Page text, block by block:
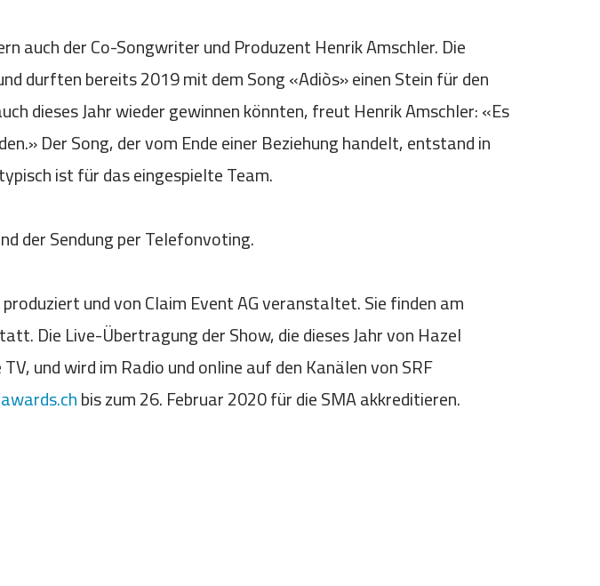
auch der Co-Songwriter und Produzent Henrik Amschler. Die
durften bereits 2019 mit dem Song «Adiòs» einen Stein für den
dieses Jahr wieder gewinnen könnten, freut Henrik Amschler: «Es
Der Song, der vom Ende einer Beziehung handelt, entstand in
ist für das eingespielte Team.
der Sendung per Telefonvoting.
und von Claim Event AG veranstaltet. Sie finden am
Die Live-Übertragung der Show, die dieses Jahr von Hazel
und wird im Radio und online auf den Kanälen von SRF
bis zum 26. Februar 2020 für die SMA akkreditieren.